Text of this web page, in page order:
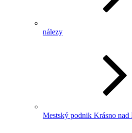
nálezy
Mestský podnik Krásno nad